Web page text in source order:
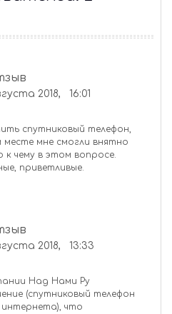
2018, 16:01
спутниковый телефон,
месте мне смогли внятно
к чему в этом вопросе.
приветливые.
2018, 13:33
Над Нами Ру
(спутниковый телефон
интернета), что